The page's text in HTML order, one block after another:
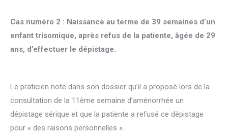
Cas numéro 2 : Naissance au terme de 39 semaines d’un
enfant trisomique, après refus de la patiente, âgée de 29
ans, d’effectuer le dépistage.
Le praticien note dans son dossier qu’il a proposé lors de la
consultation de la 11ème semaine d’aménorrhée un
dépistage sérique et que la patiente a refusé ce dépistage
pour « des raisons personnelles ».